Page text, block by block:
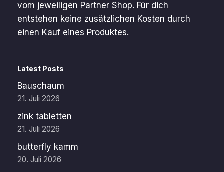
vom jeweiligen Partner Shop. Für dich
entstehen keine zusätzlichen Kosten durch
einen Kauf eines Produktes.
Latest Posts
Bauschaum
21. Juli 2026
zink tabletten
21. Juli 2026
butterfly kamm
20. Juli 2026